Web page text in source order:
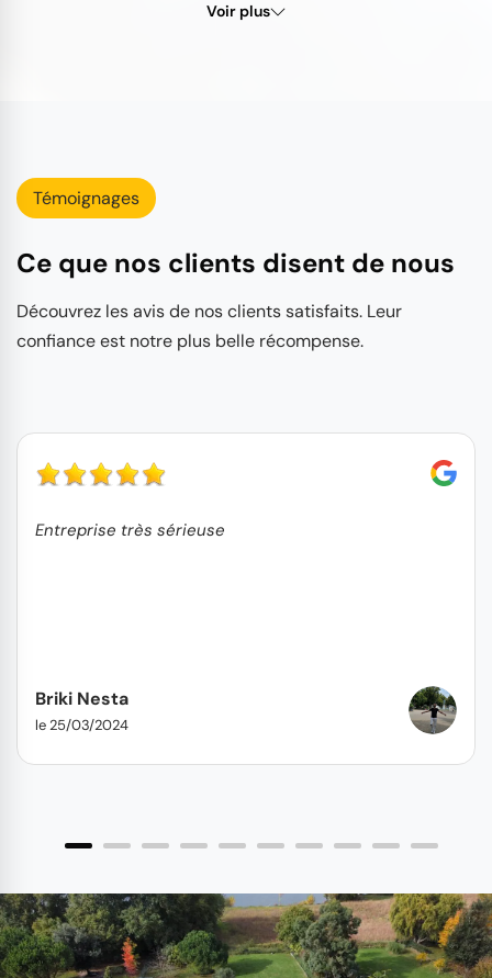
Voir plus
Témoignages
Ce que nos clients disent de nous
Découvrez les avis de nos clients satisfaits. Leur
confiance est notre plus belle récompense.
Entreprise très sérieuse
Briki Nesta
le 25/03/2024